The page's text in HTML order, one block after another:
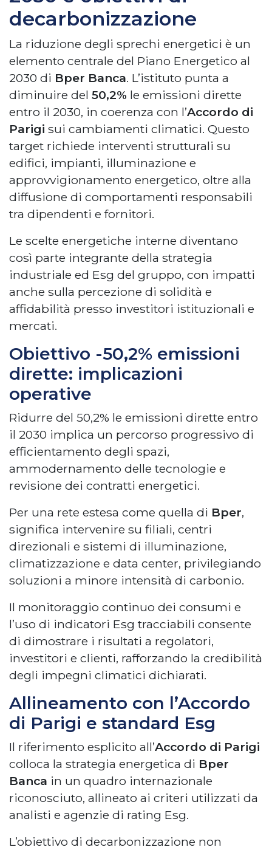
decarbonizzazione
La riduzione degli sprechi energetici è un
elemento centrale del Piano Energetico al
2030 di Bper Banca. L’istituto punta a
diminuire del 50,2% le emissioni dirette
entro il 2030, in coerenza con l’Accordo di
Parigi sui cambiamenti climatici. Questo
target richiede interventi strutturali su
edifici, impianti, illuminazione e
approvvigionamento energetico, oltre alla
diffusione di comportamenti responsabili
tra dipendenti e fornitori.
Le scelte energetiche interne diventano
così parte integrante della strategia
industriale ed Esg del gruppo, con impatti
anche sulla percezione di solidità e
affidabilità presso investitori istituzionali e
mercati.
Obiettivo -50,2% emissioni
dirette: implicazioni
operative
Ridurre del 50,2% le emissioni dirette entro
il 2030 implica un percorso progressivo di
efficientamento degli spazi,
ammodernamento delle tecnologie e
revisione dei contratti energetici.
Per una rete estesa come quella di Bper,
significa intervenire su filiali, centri
direzionali e sistemi di illuminazione,
climatizzazione e data center, privilegiando
soluzioni a minore intensità di carbonio.
Il monitoraggio continuo dei consumi e
l’uso di indicatori Esg tracciabili consente
di dimostrare i risultati a regolatori,
investitori e clienti, rafforzando la credibilità
degli impegni climatici dichiarati.
Allineamento con l’Accordo
di Parigi e standard Esg
Il riferimento esplicito all’Accordo di Parigi
colloca la strategia energetica di Bper
Banca in un quadro internazionale
riconosciuto, allineato ai criteri utilizzati da
analisti e agenzie di rating Esg.
L’obiettivo di decarbonizzazione non